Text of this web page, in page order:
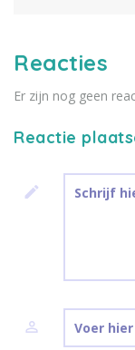
Reacties
Er zijn nog geen
Reactie